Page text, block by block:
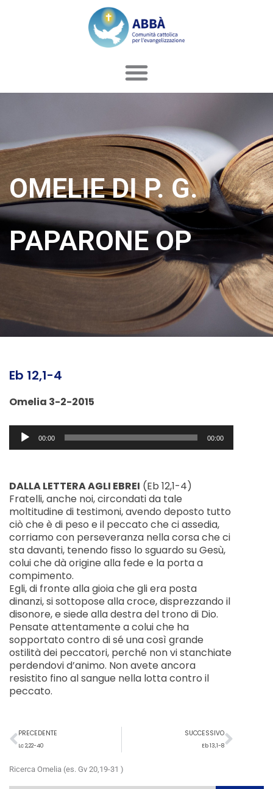
OMELIE DI P. G.
PAPARONE OP
Eb 12,1-4
Omelia 3-2-2015
Audio
Player00:00 00:00
DALLA LETTERA AGLI EBREI (Eb 12,1-4)
Fratelli, anche noi, circondati da tale
moltitudine di testimoni, avendo deposto tutto
ciò che è di peso e il peccato che ci assedia,
corriamo con perseveranza nella corsa che ci
sta davanti, tenendo fisso lo sguardo su Gesù,
colui che dà origine alla fede e la porta a
compimento.
Egli, di fronte alla gioia che gli era posta
dinanzi, si sottopose alla croce, disprezzando il
disonore, e siede alla destra del trono di Dio.
Pensate attentamente a colui che ha
sopportato contro di sé una così grande
ostilità dei peccatori, perché non vi stanchiate
perdendovi d’animo. Non avete ancora
resistito fino al sangue nella lotta contro il
peccato.
Precedente
PRECEDENTE
Lc 2,22-40
SUCCESSIVO
Eb 13,1-8
Ricerca Omelia (es. Gv 20,19-31 )